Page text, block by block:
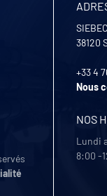
38120
+33 4
Nous
NOS
Lundi
8:00 -